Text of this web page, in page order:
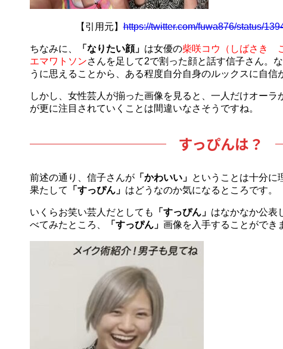
【引用元】https://twitter.com/fuwa876/status/
ちなみに、 「なりたい顔」 は女優の柴咲コウ（しばさき
エマワトソンさんを足して2で割った顔と話す信子さん。
うに思えることから、ある程度自分自身のルックスに自信
しかし、女性芸人が揃った画像を見ると、一人だけオーラ
が更に注目されていくことは間違いなさそうですね。
すっぴんは？
前述の通り、信子さんが 「かわいい」 ということは十分に
果たして
「すっぴん」 はどうなのか気になるところです。
いくらお笑い芸人だとしても 「すっぴん」 はなかなか公表
べてみたところ、
「すっぴん」 画像を入手することができ